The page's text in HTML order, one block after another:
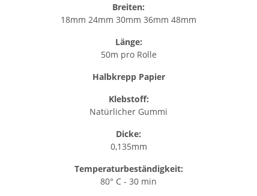
Breiten:
18mm 24mm 30mm 36mm 48mm
Länge:
50m pro Rolle
Halbkrepp Papier
Klebstoff:
Natürlicher Gummi
Dicke:
0,135mm
Temperaturbeständigkeit:
80° C - 30 min